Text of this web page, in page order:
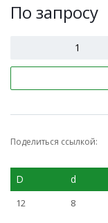
По запросу
Поделиться ссылкой:
D d
12 8